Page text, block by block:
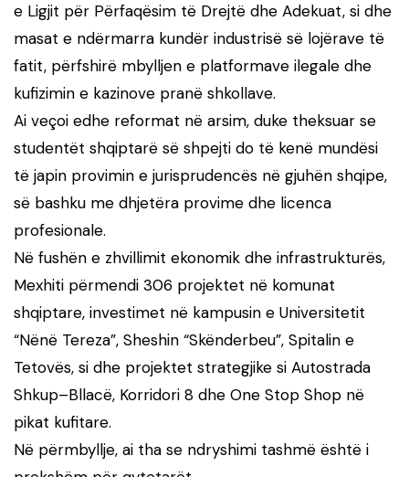
e Ligjit për Përfaqësim të Drejtë dhe Adekuat, si dhe
masat e ndërmarra kundër industrisë së lojërave të
fatit, përfshirë mbylljen e platformave ilegale dhe
kufizimin e kazinove pranë shkollave.
Ai veçoi edhe reformat në arsim, duke theksuar se
studentët shqiptarë së shpejti do të kenë mundësi
të japin provimin e jurisprudencës në gjuhën shqipe,
së bashku me dhjetëra provime dhe licenca
profesionale.
Në fushën e zhvillimit ekonomik dhe infrastrukturës,
Mexhiti përmendi 306 projektet në komunat
shqiptare, investimet në kampusin e Universitetit
“Nënë Tereza”, Sheshin “Skënderbeu”, Spitalin e
Tetovës, si dhe projektet strategjike si Autostrada
Shkup–Bllacë, Korridori 8 dhe One Stop Shop në
pikat kufitare.
Në përmbyllje, ai tha se ndryshimi tashmë është i